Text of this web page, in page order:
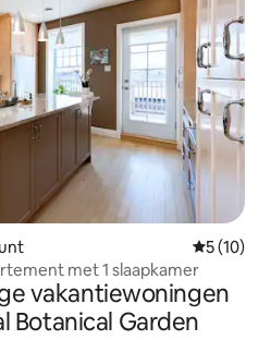
5 (10)
met 1 slaapkamer
vakantiewoningen
Botanical Garden